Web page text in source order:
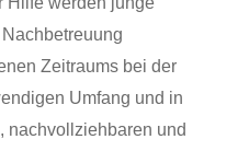
Zeitraums bei der
Umfang und in
nachvollziehbaren und